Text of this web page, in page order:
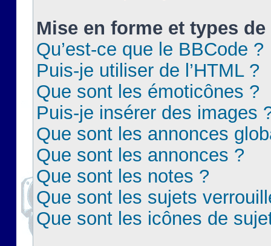
Mise en forme et types
Qu’est-ce que le BBCode ?
Puis-je utiliser de l’HTML ?
Que sont les émoticônes ?
Puis-je insérer des images
Que sont les annonces
Que sont les annonces ?
Que sont les notes ?
Que sont les sujets
Que sont les icônes de